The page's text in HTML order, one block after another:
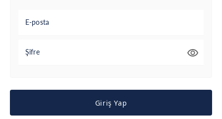
E-posta
Şifre
Giriş Yap